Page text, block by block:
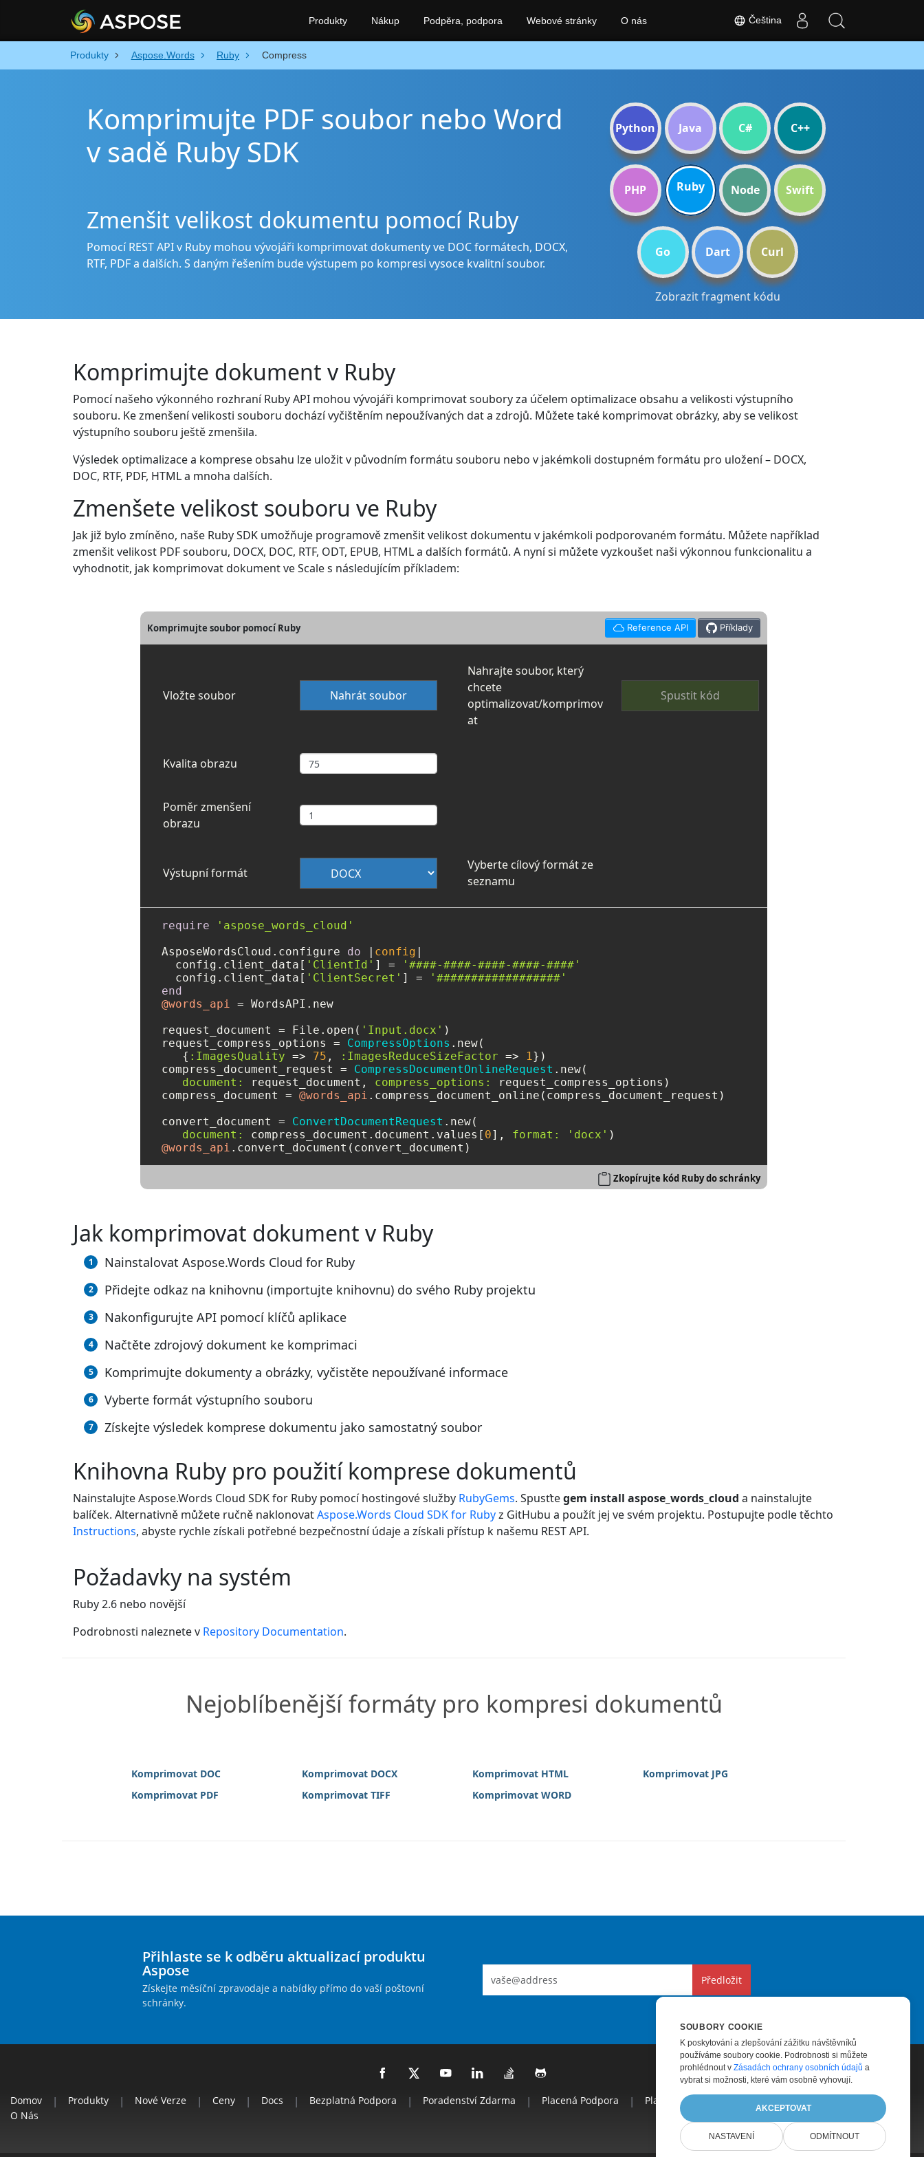
Produkty Aspose.Words Ruby Compress
Komprimujte PDF soubor nebo Word
v sadě Ruby SDK
Zmenšit velikost dokumentu pomocí Ruby
Pomocí REST API v Ruby mohou vývojáři komprimovat dokumenty ve DOC formátech, DOCX,
RTF, PDF a dalších. S daným řešením bude výstupem po kompresi vysoce kvalitní soubor.
Python Java C# C++
PHP Ruby Node Swift
Go Dart Curl
Zobrazit fragment kódu
Komprimujte dokument v Ruby
Pomocí našeho výkonného rozhraní Ruby API mohou vývojáři komprimovat soubory za účelem optimalizace obsahu a velikosti výstupního
souboru. Ke zmenšení velikosti souboru dochází vyčištěním nepoužívaných dat a zdrojů. Můžete také komprimovat obrázky, aby se velikost
výstupního souboru ještě zmenšila.
Výsledek optimalizace a komprese obsahu lze uložit v původním formátu souboru nebo v jakémkoli dostupném formátu pro uložení – DOCX,
DOC, RTF, PDF, HTML a mnoha dalších.
Zmenšete velikost souboru ve Ruby
Jak již bylo zmíněno, naše Ruby SDK umožňuje programově zmenšit velikost dokumentu v jakémkoli podporovaném formátu. Můžete například
zmenšit velikost PDF souboru, DOCX, DOC, RTF, ODT, EPUB, HTML a dalších formátů. A nyní si můžete vyzkoušet naši výkonnou funkcionalitu a
vyhodnotit, jak komprimovat dokument ve Scale s následujícím příkladem:
Komprimujte soubor pomocí Ruby Reference API Příklady
Vložte soubor Nahrát soubor
Nahrajte soubor, který
chcete
optimalizovat/komprimov
at
Spustit kód
Kvalita obrazu
Poměr zmenšení
obrazu
Výstupní formát
Vyberte cílový formát ze
seznamu
require
'aspose_words_cloud'
AsposeWordsCloud.configure do config
  config.client_data[
'ClientId' ] =
'####-####-####-####-####'
  config.client_data[
'ClientSecret' ] =
'##################'
end
@words_api = WordsAPI.new
request_document = File.open( 'Input.docx' )
request_compress_options = CompressOptions .new(
   {
:ImagesQuality => 75 , :ImagesReduceSizeFactor => 1})
compress_document_request = CompressDocumentOnlineRequest .new(
document:
request_document, compress_options:
request_compress_options)
compress_document = @words_api .compress_document_online(compress_document_request)
convert_document = ConvertDocumentRequest .new(
document:
compress_document.document.values[ 0], format: 'docx'
@words_api .convert_document(convert_document)
Zkopírujte kód Ruby do schránky
Jak komprimovat dokument v Ruby
Nainstalovat Aspose.Words Cloud for Ruby
Přidejte odkaz na knihovnu (importujte knihovnu) do svého Ruby projektu
Nakonfigurujte API pomocí klíčů aplikace
Načtěte zdrojový dokument ke komprimaci
Komprimujte dokumenty a obrázky, vyčistěte nepoužívané informace
Vyberte formát výstupního souboru
Získejte výsledek komprese dokumentu jako samostatný soubor
Knihovna Ruby pro použití komprese dokumentů
Nainstalujte Aspose.Words Cloud SDK for Ruby pomocí hostingové služby RubyGems. Spusťtegem install aspose_words_cloud a nainstalujte
balíček. Alternativně můžete ručně naklonovatAspose.Words Cloud SDK for Rubyz GitHubu a použít jej ve svém projektu. Postupujte podle těchto
Instructions, abyste rychle získali potřebné bezpečnostní údaje a získali přístup k našemu REST API.
Požadavky na systém
Ruby 2.6 nebo novější
Podrobnosti naleznete v Repository Documentation.
Nejoblíbenější formáty pro kompresi dokumentů
Komprimovat DOC Komprimovat DOCX Komprimovat HTML
Komprimovat JPG
Komprimovat PDF
Komprimovat TIFF Komprimovat WORD
Čeština
Produkty Nákup Podpěra, podpora Webové stránky O nás
Přihlaste se k odběru aktualizací produktu
Aspose
Získejte měsíční zpravodaje a nabídky přímo do vaší poštovní
schránky.
Předložit
Domov | Produkty | Nové Verze | Ceny | Docs | Bezplatná Podpora | Poradenství Zdarma | Placená Podpora | Placené Poradenství Webové Stránky
O Nás
SOUBORY COOKIE
K poskytování a zlepšování zážitku návštěvníků
používáme soubory cookie. Podrobnosti si můžete
prohlédnout v Zásadách ochrany osobních údajů a
vybrat si možnosti, které vám osobně vyhovují.
AKCEPTOVAT
NASTAVENÍ ODMÍTNOUT